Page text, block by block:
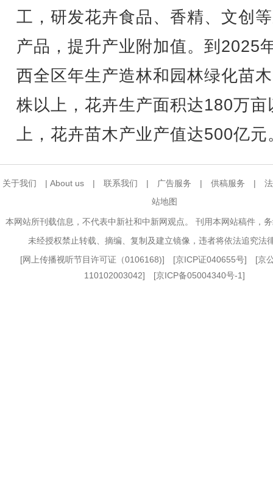
工，研发花卉食品、香精、文创
产品，提升产业附加值。到2025
西全区年生产造林和园林绿化苗
株以上，花卉生产面积达180万亩
上，花卉苗木产业产值达500亿元
关于我们 | About us | 联系我们 | 广告服务 | 供稿服务 |
站地图
本网站所刊载信息，不代表中新社和中新网观点。 刊用本网站稿件，
未经授权禁止转载、摘编、复制及建立镜像，违者将依法追究法
[网上传播视听节目许可证（0106168)] [京ICP证040655号] [京
110102003042] [京ICP备05004340号-1]